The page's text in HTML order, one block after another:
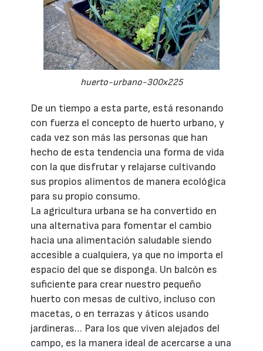
huerto-urbano-300x225
De un tiempo a esta parte, está resonando
con fuerza el concepto de huerto urbano, y
cada vez son más las personas que han
hecho de esta tendencia una forma de vida
con la que disfrutar y relajarse cultivando
sus propios alimentos de manera ecológica
para su propio consumo.
La agricultura urbana se ha convertido en
una alternativa para fomentar el cambio
hacia una alimentación saludable siendo
accesible a cualquiera, ya que no importa el
espacio del que se disponga. Un balcón es
suficiente para crear nuestro pequeño
huerto con mesas de cultivo, incluso con
macetas, o en terrazas y áticos usando
jardineras… Para los que viven alejados del
campo, es la manera ideal de acercarse a una